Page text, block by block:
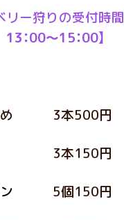
リー狩りの受付時間
：00～15：00】
まめ 3本500円
3本150円
5個150円